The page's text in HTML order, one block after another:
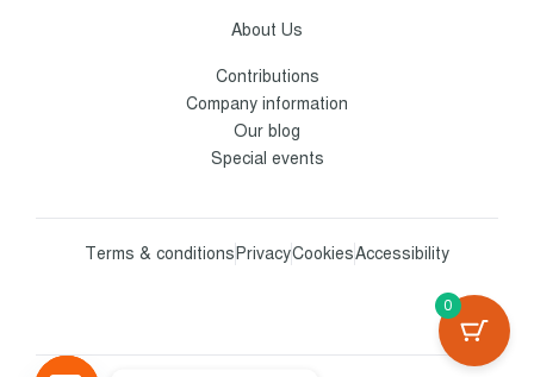
About Us
Contributions
Company information
Our blog
Special events
Terms & conditions PrivacyCookiesAccessibility
0